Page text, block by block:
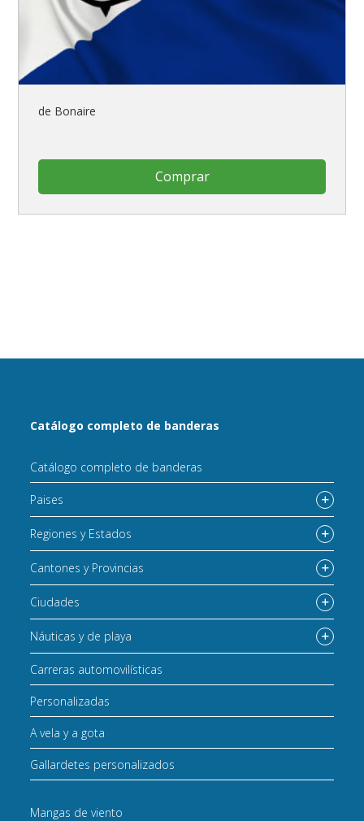
de Bonaire
Comprar
Catálogo completo de banderas
Catálogo completo de banderas
Paises
Regiones y Estados
Cantones y Provincias
Ciudades
Náuticas y de playa
Carreras automovilísticas
Personalizadas
A vela y a gota
Gallardetes personalizados
Mangas de viento